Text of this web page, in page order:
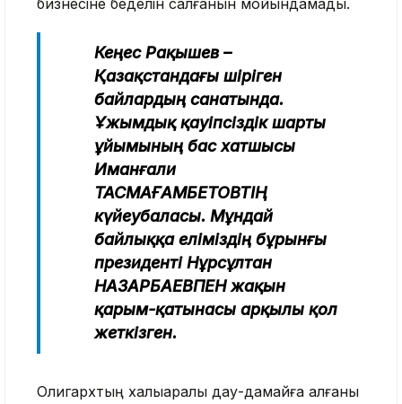
бизнесіне беделін салғанын мойындамады.
Кеңес Рақышев –
Қазақстандағы шіріген
байлардың санатында.
Ұжымдық қауіпсіздік шарты
ұйымының бас хатшысы
Иманғали
ТАСМАҒАМБЕТОВТІҢ
күйеубаласы. Мұндай
байлыққа еліміздің бұрынғы
президенті Нұрсұлтан
НАЗАРБАЕВПЕН жақын
қарым-қатынасы арқылы қол
жеткізген.
Олигархтың халықаралық дау-дамайға қалғаны